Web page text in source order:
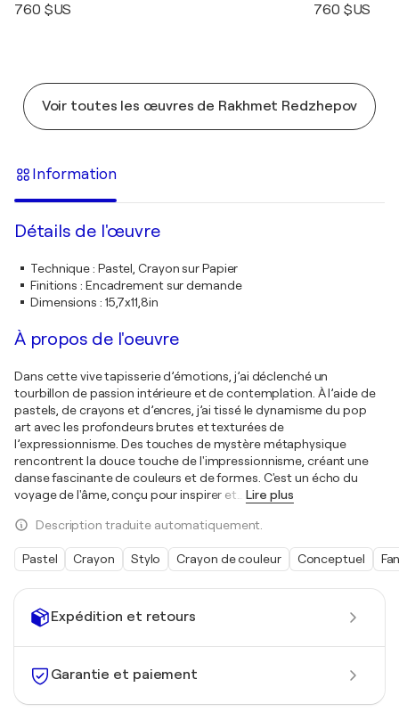
Expédition et retours
Garantie et paiement
760 $US 760 $US
Voir toutes les œuvres de Rakhmet Redzhepov
Information
Détails de l'œuvre
Technique: Pastel, Crayon sur Papier
Finitions : Encadrement sur demande
Dimensions : 15,7x11,8in
À propos de l'oeuvre
Dans cette vive tapisserie d’émotions, j’ai déclenché un
tourbillon de passion intérieure et de contemplation. À l’aide de
pastels, de crayons et d’encres, j’ai tissé le dynamisme du pop
art avec les profondeurs brutes et texturées de
l’expressionnisme. Des touches de mystère métaphysique
rencontrent la douce touche de l'impressionnisme, créant une
danse fascinante de couleurs et de formes. C'est un écho du
voyage de l'âme, conçu pour inspirer et
Lire plus
Description traduite automatiquement.
Pastel Crayon Stylo Crayon de couleur Conceptuel